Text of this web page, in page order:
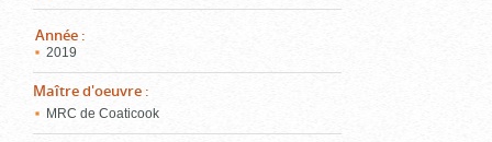
Année :
2019
Maître d'oeuvre :
MRC de Coaticook